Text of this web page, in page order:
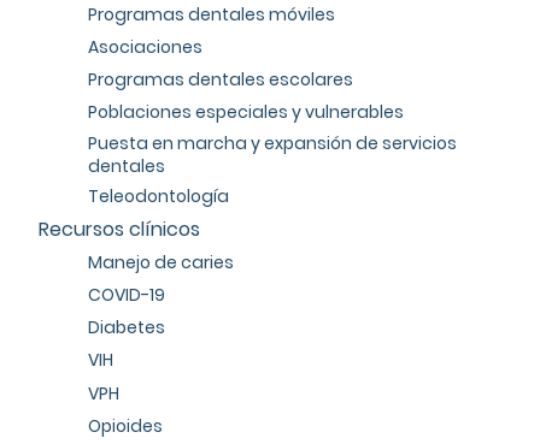
Programas dentales móviles
Asociaciones
Programas dentales escolares
Poblaciones especiales y vulnerables
Puesta en marcha y expansión de servicios
dentales
Teleodontología
Recursos clínicos
Manejo de caries
COVID-19
Diabetes
VIH
VPH
Opioides